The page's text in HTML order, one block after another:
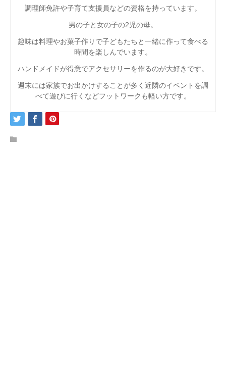
調理師免許や子育て支援員などの資格を持っています。
男の子と女の子の2児の母。
趣味は料理やお菓子作りで子どもたちと一緒に作って食べる
時間を楽しんでいます。
ハンドメイドが得意でアクセサリーを作るのが大好きです。
週末には家族でお出かけすることが多く近隣のイベントを調
べて遊びに行くなどフットワークも軽い方です。